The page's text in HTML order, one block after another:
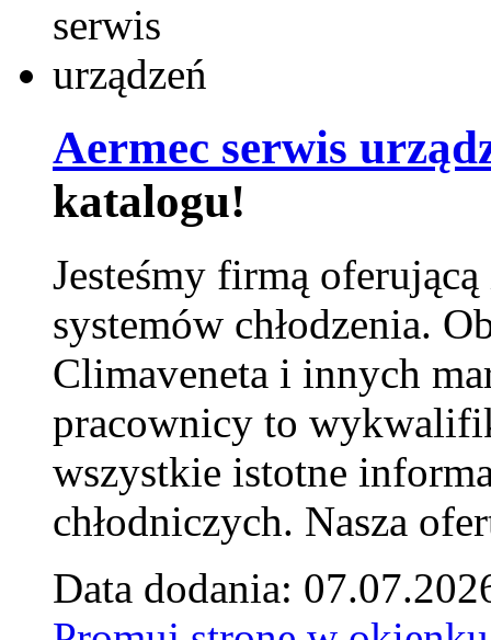
Aermec serwis
katalogu!
Jesteśmy firmą
systemów chłodzenia.
Climaveneta i innych
pracownicy to
wszystkie istotne
chłodniczych. Nasza
Data dodania: